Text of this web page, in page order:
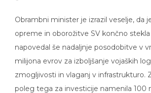
opreme in oborožitve SV končno stekla
napovedal še nadaljnje posodobitve v
milijona evrov za izboljšanje vojaških
zmogljivosti in vlaganj v infrastrukturo.
poleg tega za investicije namenila 100